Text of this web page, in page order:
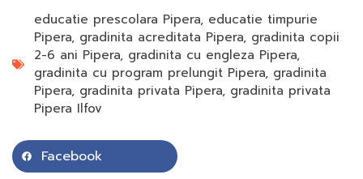
educatie prescolara Pipera, educatie timpurie
Pipera, gradinita acreditata Pipera, gradinita copii
2-6 ani Pipera, gradinita cu engleza Pipera,
gradinita cu program prelungit Pipera, gradinita
Pipera, gradinita privata Pipera, gradinita privata
Pipera Ilfov
Facebook